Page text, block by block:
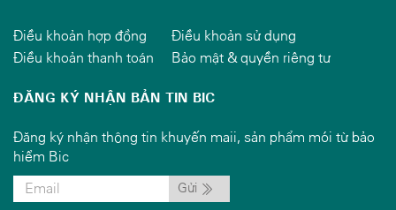
Điều khoản hợp đồng
Điều khoản sử dụng
Điều khoản thanh toán
Bảo mật & quyền riêng tư
ĐĂNG KÝ NHẬN BẢN TIN BIC
Đăng ký nhận thông tin khuyến maii, sản phẩm mói từ bảo
hiểm Bic
Gửi